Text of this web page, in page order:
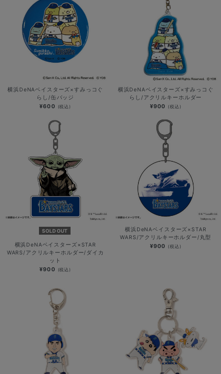
横浜DeNAベイスターズ×すみっコぐ
らし/缶バッジ
¥600 (税込)
横浜DeNAベイスターズ×すみっコぐ
らし/アクリルキーホルダー
¥900 (税込)
SOLD OUT
横浜DeNAベイスターズ×STAR
WARS/アクリルキーホルダー/ダイカ
ット
¥900 (税込)
横浜DeNAベイスターズ×STAR
WARS/アクリルキーホルダー/丸型
¥900 (税込)